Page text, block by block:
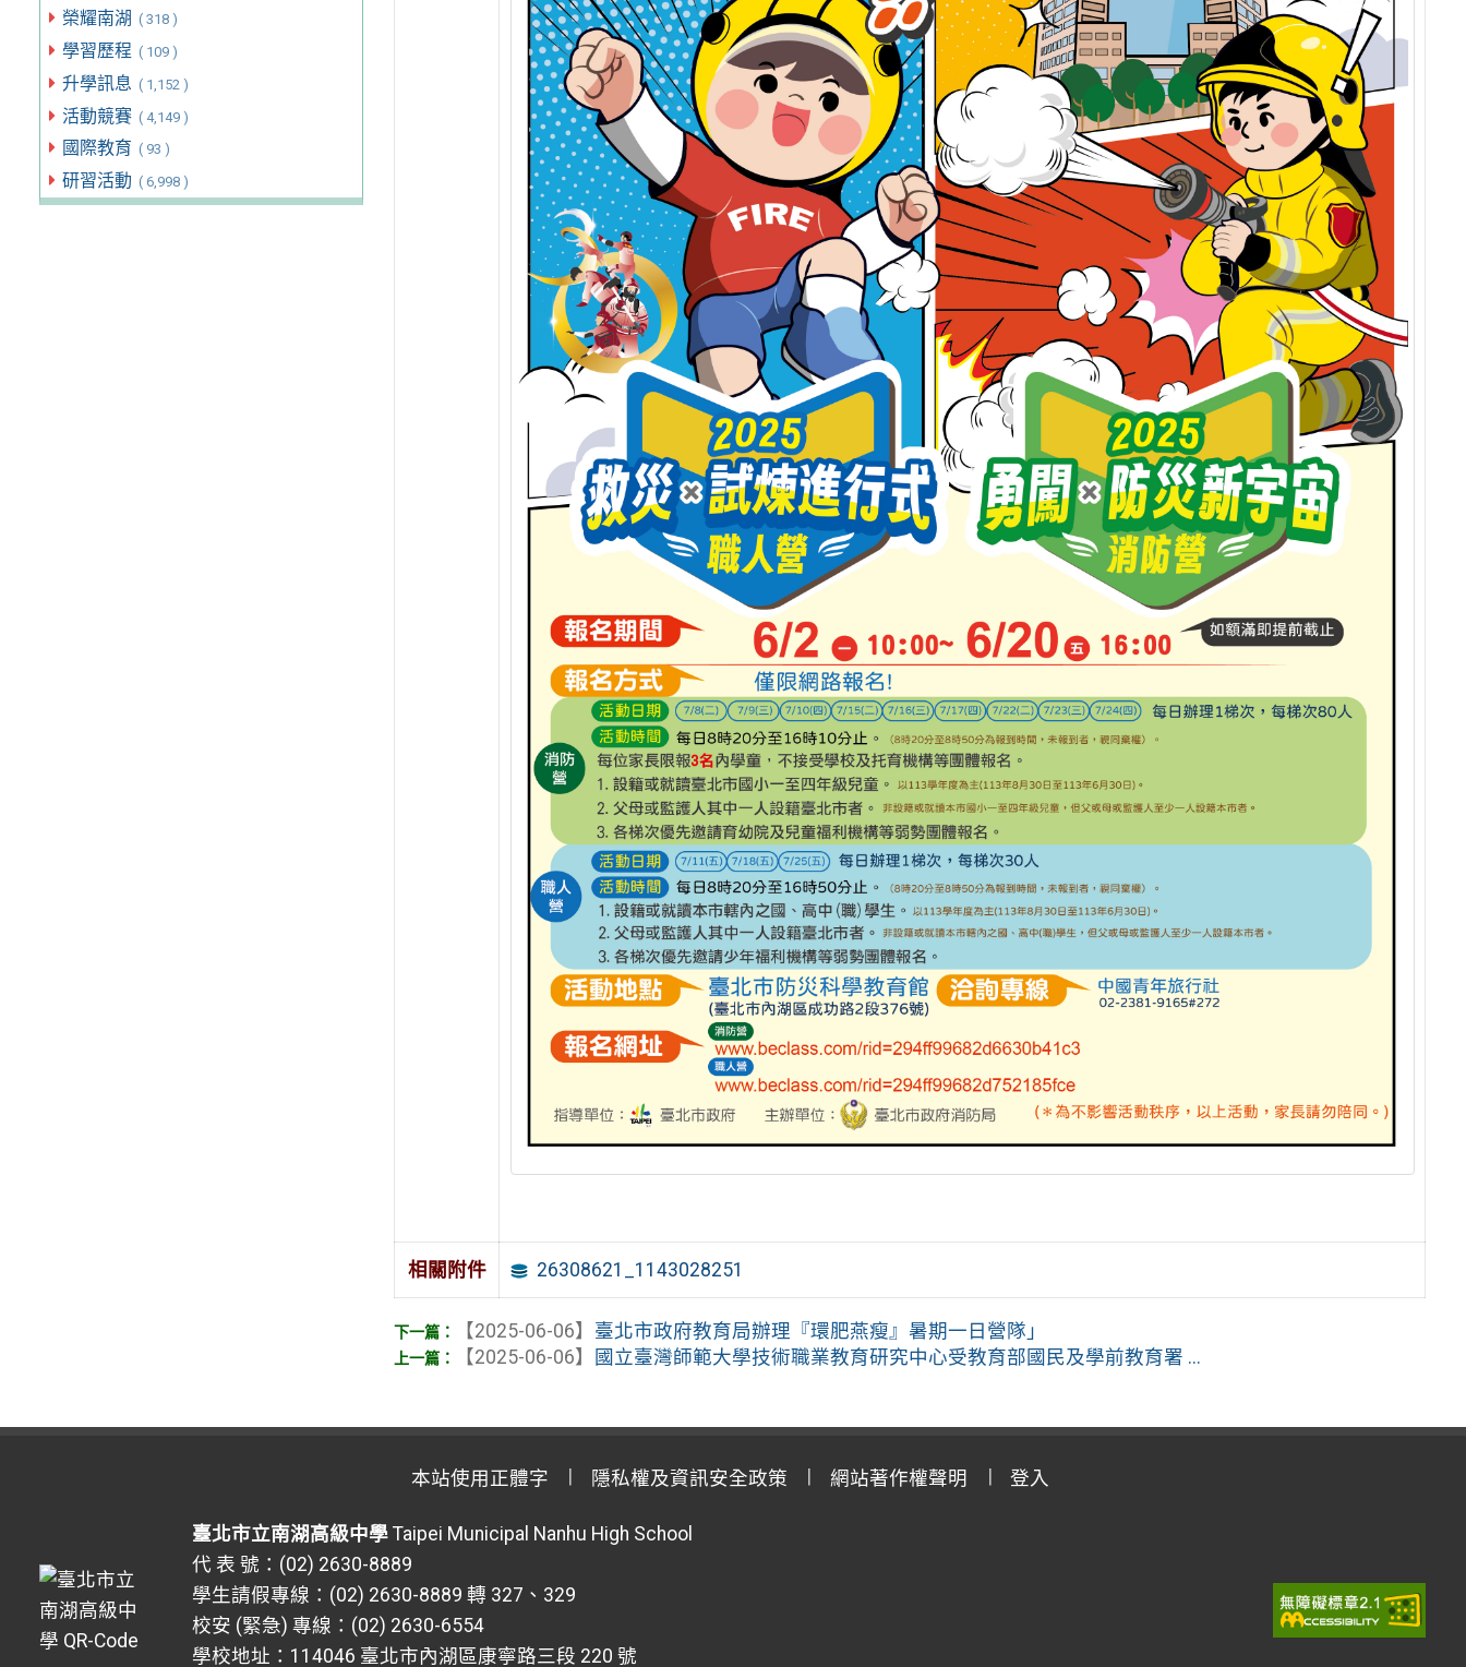
榮耀南湖 ( 318 )
學習歷程 ( 109 )
升學訊息 ( 1,152 )
活動競賽 ( 4,149 )
國際教育 ( 93 )
研習活動 ( 6,998 )
相關附件 26308621_1143028251
【2025-06-06】 臺北市政府教育局辦理『環肥燕瘦』暑期一日營隊」
【2025-06-06】 國立臺灣師範大學技術職業教育研究中心受教育部國民及學前教育署 ...
本站使用正體字 隱私權及資訊安全政策 網站著作權聲明 登入
臺北市立南湖高級中學 Taipei Municipal Nanhu High School
代 表 號：(02) 2630-8889
學生請假專線：(02) 2630-8889 轉 327、329
校安 (緊急) 專線：(02) 2630-6554
學校地址：114046 臺北市內湖區康寧路三段 220 號